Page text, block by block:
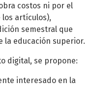
costos ni por el
artículos),
semestral que
la educación superior.
digital, se propone:
interesado en la